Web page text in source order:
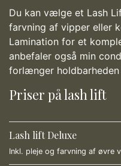
Du kan vælge et Lash
farvning af vipper eller
Lamination for et
anbefaler også min
forlænger
Priser på lash lift
Lash lift Deluxe
Inkl. pleje og farvning af øvre